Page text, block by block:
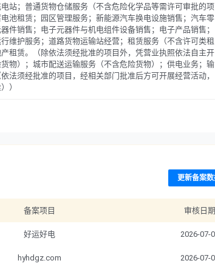
站；普通货物仓储服务（不含危险化学品等需许可审批的项
池租赁；园区管理服务；新能源汽车换电设施销售；汽车零
件销售；电子元器件与机电组件设备销售；电子产品销售；
维护服务；道路货物运输站经营；租赁服务（不含许可类租
租赁。（除依法须经批准的项目外，凭营业执照依法自主开
物）；城市配送运输服务（不含危险货物）；供电业务；输
法须经批准的项目，经相关部门批准后方可开展经营活动，
）
更新备案
备案项目 审核日期
好运好电 2026-07-
hyhdgz.com 2026-07-